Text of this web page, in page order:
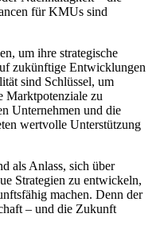
für KMUs sind
um ihre strategische
zukünftige Entwicklungen
sind Schlüssel, um
Marktpotenziale zu
Unternehmen und die
wertvolle Unterstützung
als Anlass, sich über
Strategien zu entwickeln,
machen. Denn der
– und die Zukunft